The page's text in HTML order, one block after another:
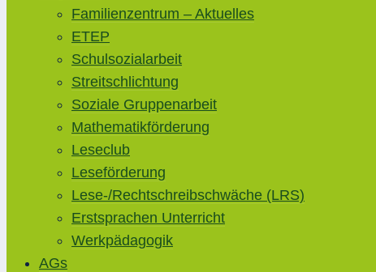
Familienzentrum – Aktuelles
ETEP
Schulsozialarbeit
Streitschlichtung
Soziale Gruppenarbeit
Mathematikförderung
Leseclub
Leseförderung
Lese-/Rechtschreibschwäche (LRS)
Erstsprachen Unterricht
Werkpädagogik
AGs